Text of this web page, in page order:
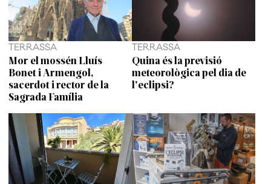
TERRASSA
Mor el mossén Lluís
Bonet i Armengol,
sacerdot i rector de la
Sagrada Família
TERRASSA
Quina és la previsió
meteorològica pel dia de
l'eclipsi?